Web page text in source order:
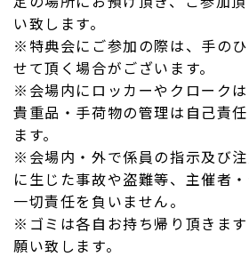
い致します。
※特典会にご参加の際は、手の
せて頂く場合がございます。
※会場内にロッカーやクロークは
貴重品・手荷物の管理は自己責
ます。
※会場内・外で係員の指示及び
に生じた事故や盗難等、主催者
一切責任を負いません。
※ゴミは各自お持ち帰り頂きま
願い致します。